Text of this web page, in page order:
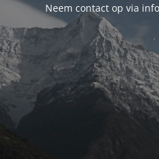
Neem contact op via